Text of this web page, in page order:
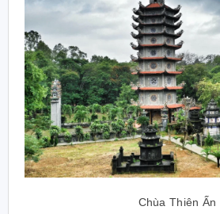
Chùa Thiên Ấn